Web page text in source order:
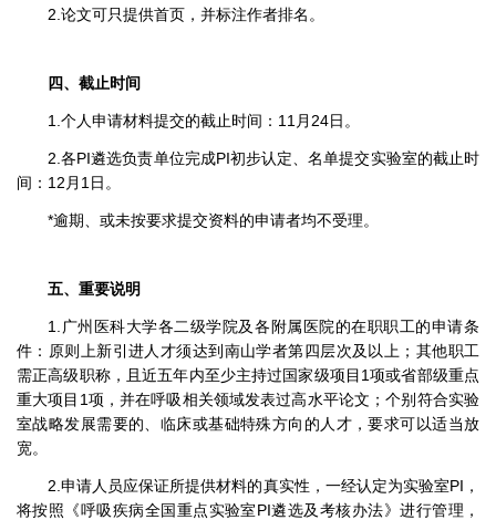
2.论文可只提供首页，并标注作者排名。
四、截止时间
1.个人申请材料提交的截止时间：11月24日。
2.各PI遴选负责单位完成PI初步认定、名单提交实验室的截止时
间：12月1日。
*逾期、或未按要求提交资料的申请者均不受理。
五、重要说明
1.广州医科大学各二级学院及各附属医院的在职职工的申请条
件：原则上新引进人才须达到南山学者第四层次及以上；其他职工
需正高级职称，且近五年内至少主持过国家级项目1项或省部级重点
重大项目1项，并在呼吸相关领域发表过高水平论文；个别符合实验
室战略发展需要的、临床或基础特殊方向的人才，要求可以适当放
宽。
2.申请人员应保证所提供材料的真实性，一经认定为实验室PI，
将按照《呼吸疾病全国重点实验室PI遴选及考核办法》进行管理，